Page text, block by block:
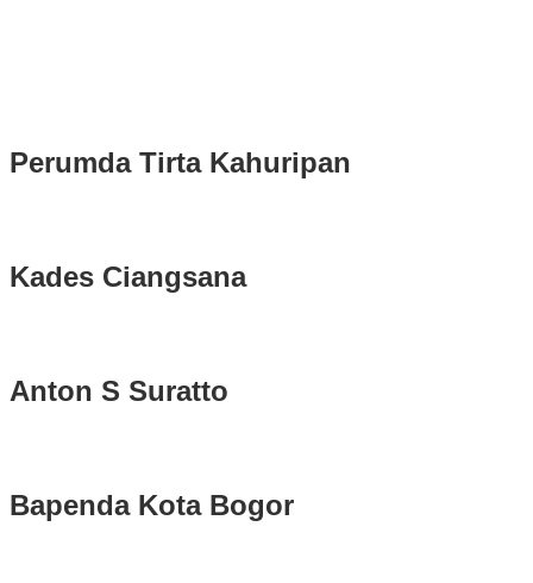
Perumda Tirta Kahuripan
Kades Ciangsana
Anton S Suratto
Bapenda Kota Bogor